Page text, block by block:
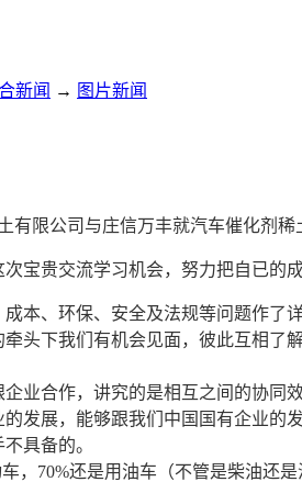
新闻 → 图片新闻
限公司与庄信万丰就汽车催化剂稀
宝贵交流学习机会，努力把自已的
本、环保、安全及法规等问题作了详
头下我们有机会见面，彼此互相
业合作，讲究的是相互之间的协
发展，能够跟我们中国国有企业
具备的。
，70%还是用油车（不管是柴油还